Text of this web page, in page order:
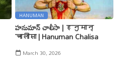
HANUMAN
హనుమాన్ చాలీసా | हनुमान्
चालीसा | Hanuman Chalisa
March 30, 2026